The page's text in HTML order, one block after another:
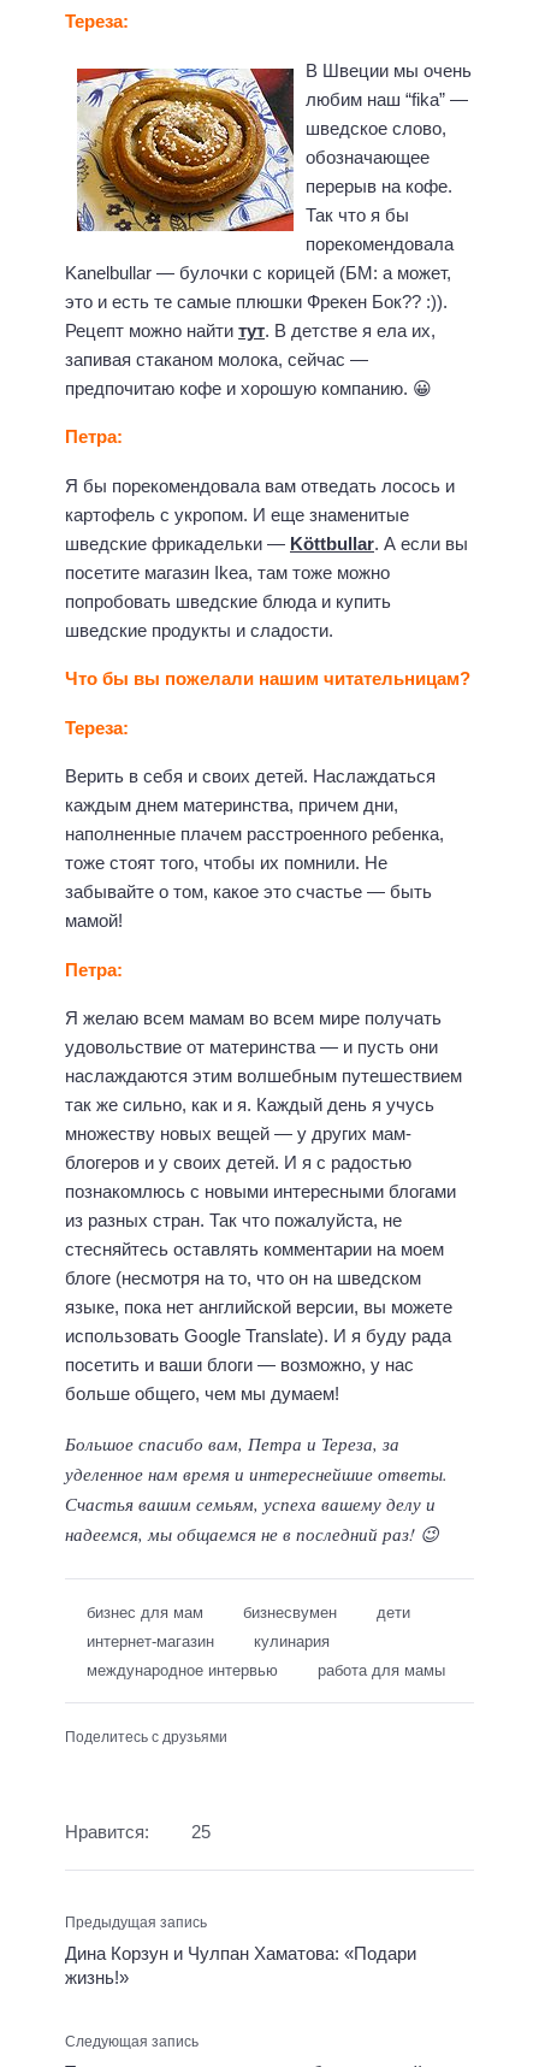
Тереза:
В Швеции мы очень
любим наш “fika” —
шведское слово,
обозначающее
перерыв на кофе.
Так что я бы
порекомендовала
Kanelbullar — булочки с корицей (БМ: а может,
это и есть те самые плюшки Фрекен Бок?? :)).
Рецепт можно найти тут. В детстве я ела их,
запивая стаканом молока, сейчас —
предпочитаю кофе и хорошую компанию. 😀
Петра:
Я бы порекомендовала вам отведать лосось и
картофель с укропом. И еще знаменитые
шведские фрикадельки — Köttbullar. А если вы
посетите магазин Ikea, там тоже можно
попробовать шведские блюда и купить
шведские продукты и сладости.
Что бы вы пожелали нашим читательницам?
Тереза:
Верить в себя и своих детей. Наслаждаться
каждым днем материнства, причем дни,
наполненные плачем расстроенного ребенка,
тоже стоят того, чтобы их помнили. Не
забывайте о том, какое это счастье — быть
мамой!
Петра:
Я желаю всем мамам во всем мире получать
удовольствие от материнства — и пусть они
наслаждаются этим волшебным путешествием
так же сильно, как и я. Каждый день я учусь
множеству новых вещей — у других мам-
блогеров и у своих детей. И я с радостью
познакомлюсь с новыми интересными блогами
из разных стран. Так что пожалуйста, не
стесняйтесь оставлять комментарии на моем
блоге (несмотря на то, что он на шведском
языке, пока нет английской версии, вы можете
использовать Google Translate). И я буду рада
посетить и ваши блоги — возможно, у нас
больше общего, чем мы думаем!
Большое спасибо вам, Петра и Тереза, за
уделенное нам время и интереснейшие ответы.
Счастья вашим семьям, успеха вашему делу и
надеемся, мы общаемся не в последний раз! 😉
бизнес для мам бизнесвумен
дети
интернет-магазин
кулинария
международное интервью
работа для мамы
Поделитесь с друзьями
Нравится: 25
Предыдущая запись
Дина Корзун и Чулпан Хаматова: «Подари
жизнь!»
Следующая запись